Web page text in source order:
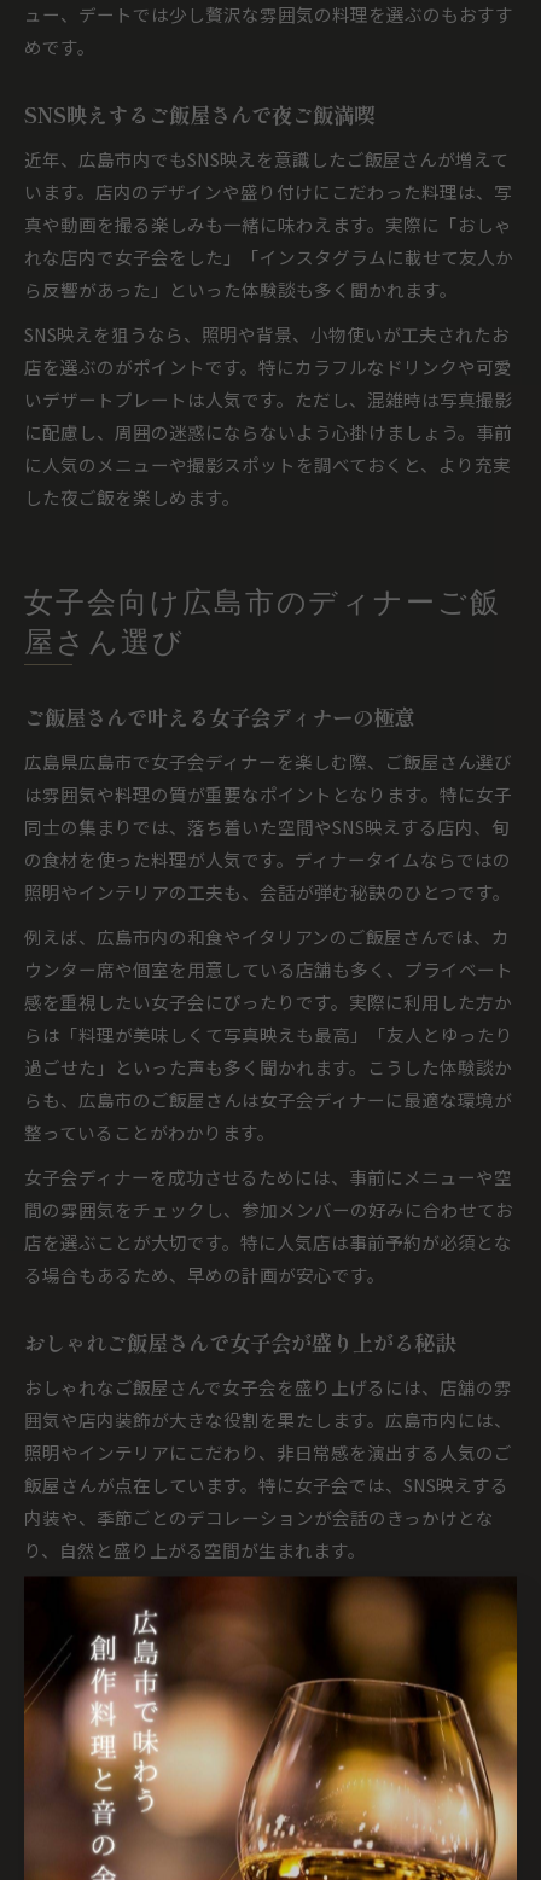
ュー、デートでは少し贅沢な雰囲気の料理を選ぶのもおすす
めです。
SNS映えするご飯屋さんで夜ご飯満喫
近年、広島市内でもSNS映えを意識したご飯屋さんが増えて
います。店内のデザインや盛り付けにこだわった料理は、写
真や動画を撮る楽しみも一緒に味わえます。実際に「おしゃ
れな店内で女子会をした」「インスタグラムに載せて友人か
ら反響があった」といった体験談も多く聞かれます。
SNS映えを狙うなら、照明や背景、小物使いが工夫されたお
店を選ぶのがポイントです。特にカラフルなドリンクや可愛
いデザートプレートは人気です。ただし、混雑時は写真撮影
に配慮し、周囲の迷惑にならないよう心掛けましょう。事前
に人気のメニューや撮影スポットを調べておくと、より充実
した夜ご飯を楽しめます。
女子会向け広島市のディナーご飯
屋さん選び
ご飯屋さんで叶える女子会ディナーの極意
広島県広島市で女子会ディナーを楽しむ際、ご飯屋さん選び
は雰囲気や料理の質が重要なポイントとなります。特に女子
同士の集まりでは、落ち着いた空間やSNS映えする店内、旬
の食材を使った料理が人気です。ディナータイムならではの
照明やインテリアの工夫も、会話が弾む秘訣のひとつです。
例えば、広島市内の和食やイタリアンのご飯屋さんでは、カ
ウンター席や個室を用意している店舗も多く、プライベート
感を重視したい女子会にぴったりです。実際に利用した方か
らは「料理が美味しくて写真映えも最高」「友人とゆったり
過ごせた」といった声も多く聞かれます。こうした体験談か
らも、広島市のご飯屋さんは女子会ディナーに最適な環境が
整っていることがわかります。
女子会ディナーを成功させるためには、事前にメニューや空
間の雰囲気をチェックし、参加メンバーの好みに合わせてお
店を選ぶことが大切です。特に人気店は事前予約が必須とな
る場合もあるため、早めの計画が安心です。
おしゃれご飯屋さんで女子会が盛り上がる秘訣
おしゃれなご飯屋さんで女子会を盛り上げるには、店舗の雰
囲気や店内装飾が大きな役割を果たします。広島市内には、
照明やインテリアにこだわり、非日常感を演出する人気のご
飯屋さんが点在しています。特に女子会では、SNS映えする
内装や、季節ごとのデコレーションが会話のきっかけとな
り、自然と盛り上がる空間が生まれます。
例えば、広島市中区や西区のディナー向けご飯屋さんでは、
カフェ風の空間やアート作品が飾られた店内、オープンキッ
チンなど、細部まで工夫された空間が女子の心を掴みます。
実際に利用者からは「おしゃれな雰囲気で写真をたくさん撮
れた」「普段とは違う非日常感を味わえた」といった感想が
寄せられています。
おしゃれなご飯屋さんを選ぶ際は、事前にSNSや口コミサイ
トで店内写真をチェックし、希望する雰囲気に合ったお店を
見つけるのがおすすめです。また、人気店は混雑しやすいた